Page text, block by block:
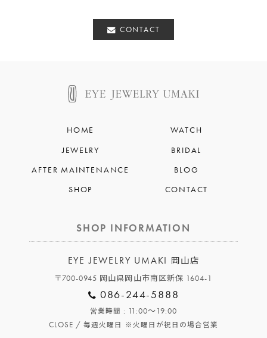
CONTACT
HOME
WATCH
JEWELRY
BRIDAL
AFTER MAINTENANCE
BLOG
SHOP
CONTACT
SHOP INFORMATION
EYE JEWELRY UMAKI 岡山店
〒700-0945 岡山県岡山市南区新保 1604-1
086-244-5888
営業時間 : 11:00～19:00
CLOSE /毎週火曜日 ※火曜日が祝日の場合営業